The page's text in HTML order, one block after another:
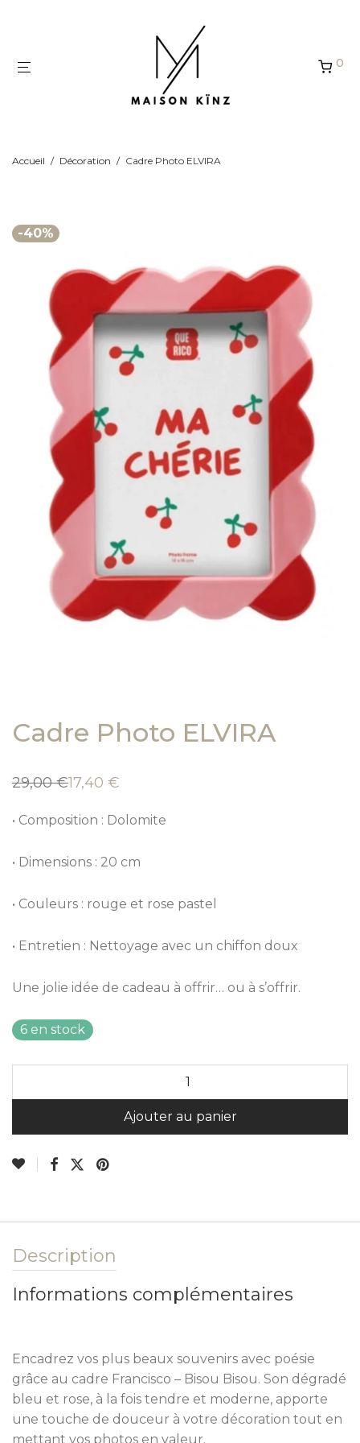
0
Accueil / Décoration / Cadre Photo ELVIRA
-40%
Cadre Photo ELVIRA
29,00€
Le
initial
était :
17,40 €
Le
actuel
est :
• Composition : Dolomite
• Dimensions : 20 cm
• Couleurs : rouge et rose pastel
• Entretien : Nettoyage avec un chiffon doux
Une jolie idée de cadeau à offrir… ou à s’offrir.
6 en stock
Ajouter au panier
Description
Informations complémentaires
Encadrez vos plus beaux souvenirs avec poésie
grâce au cadre Francisco – Bisou Bisou. Son dégradé
bleu et rose, à la fois tendre et moderne, apporte
une touche de douceur à votre décoration tout en
mettant vos photos en valeur.